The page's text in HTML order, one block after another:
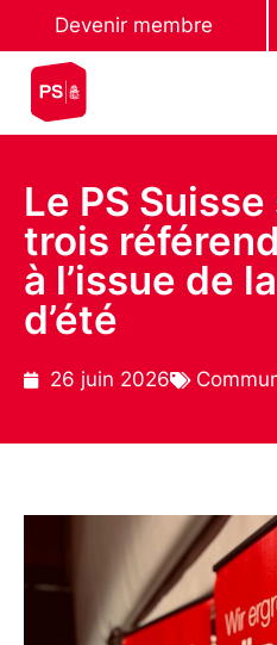
Devenir membre
Le PS
trois
à l’issue de
d’été
26 juin 2026